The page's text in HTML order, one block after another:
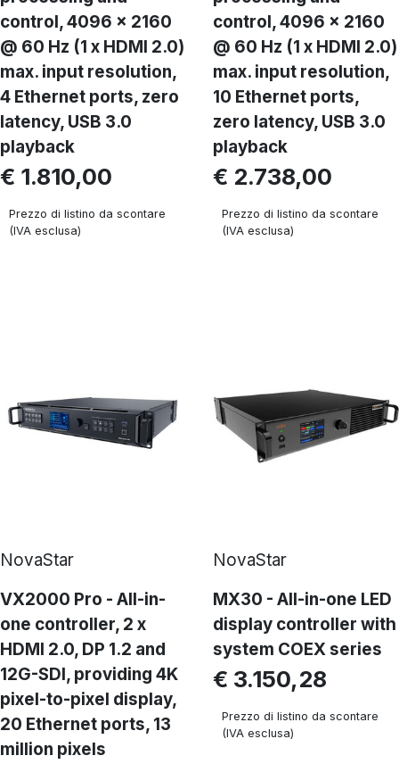
control, 4096 x 2160
@ 60 Hz (1 x HDMI 2.0)
max. input resolution,
4 Ethernet ports, zero
latency, USB 3.0
playback
€ 1.810,00
Prezzo di listino da scontare
(IVA esclusa)
control, 4096 x 2160
@ 60 Hz (1 x HDMI 2.0)
max. input resolution,
10 Ethernet ports,
zero latency, USB 3.0
playback
€ 2.738,00
Prezzo di listino da scontare
(IVA esclusa)
NovaStar
VX2000 Pro - All-in-
one controller, 2 x
HDMl 2.0, DP 1.2 and
12G-SDl, providing 4K
pixel-to-pixel display,
20 Ethernet ports, 13
million pixels
NovaStar
MX30 - All-in-one LED
display controller with
system COEX series
€ 3.150,28
Prezzo di listino da scontare
(IVA esclusa)